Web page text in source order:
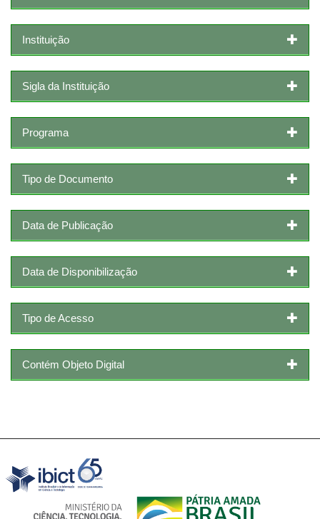
Instituição
Sigla da Instituição
Programa
Tipo de Documento
Data de Publicação
Data de Disponibilização
Tipo de Acesso
Contém Objeto Digital